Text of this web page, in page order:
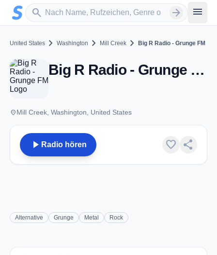
Zum Hauptinhalt springen
search
Sender suchen arrow_forward menu
United States chevron_right Washington chevron_right Mill Creek chevron_right Big R Radio - Grunge FM
Big R Radio - Grunge FM - Mill Creek, WA
placeMill Creek, Washington, United States
play_arrow Radio hören favorite share
Alternative Grunge Metal Rock